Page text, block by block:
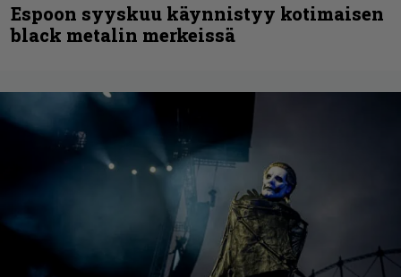
Espoon syyskuu käynnistyy kotimaisen
black metalin merkeissä